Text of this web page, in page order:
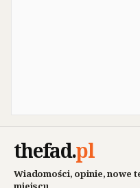
thefad.pl
Wiadomości, opinie, nowe